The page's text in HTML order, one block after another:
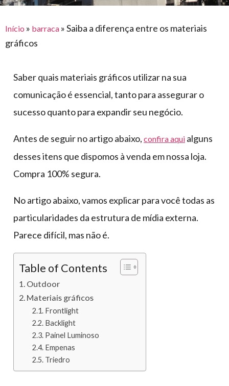
eventos
para
agronegócio
toldos
construção
civil
automotivo
calçados,
lonas
e logística
armazenagem
lonas
de
caminhoneiro
Início » barraca »Saiba a diferença entre os materiais
gráficos
Saber quais materiais gráficos utilizar na sua
comunicação é essencial, tanto para assegurar o
sucesso quanto para expandir seu negócio.
Antes de seguir no artigo abaixo, confira aqui alguns
desses itens que dispomos à venda em nossa loja.
Compra 100% segura.
No artigo abaixo, vamos explicar para você todas as
particularidades da estrutura de mídia externa.
Parece difícil, mas não é.
Table of Contents
Outdoor
Materiais gráficos
Frontlight
Backlight
Painel Luminoso
Empenas
Triedro